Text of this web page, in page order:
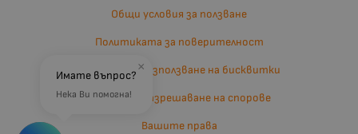
Общи условия за ползване
Политиката за поверителност
Политика за използване на бисквитки
Въпроси и разрешаване на спорове
Вашите права
×
Имате въпрос?
Нека Ви помогна!